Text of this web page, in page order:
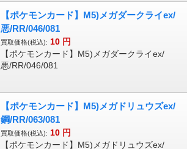
【ポケモンカード】M5)メガダークライex/
悪/RR/046/081
買取価格(税込): 10 円
【ポケモンカード】M5)メガダークライex/
悪/RR/046/081
【ポケモンカード】M5)メガドリュウズex/
鋼/RR/063/081
買取価格(税込): 10 円
【ポケモンカード】M5)メガドリュウズex/